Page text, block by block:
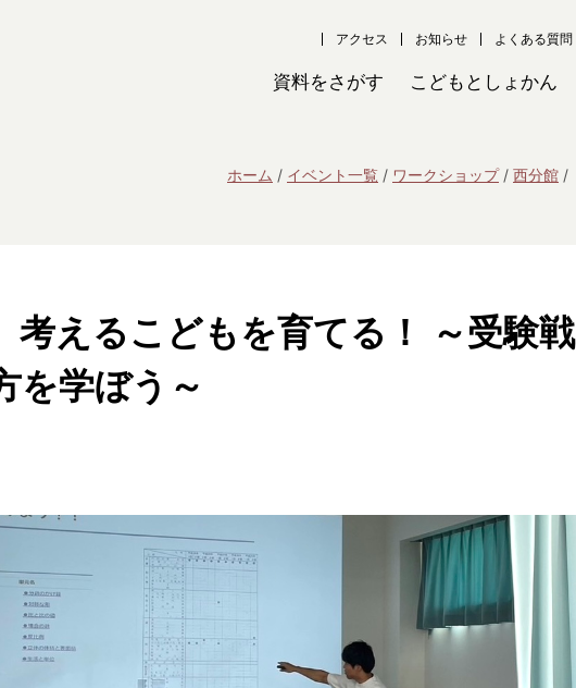
アクセス お知らせ よくある質問
資料をさがす こどもとしょかん
ホーム イベント一覧 ワークショップ 西分館
考えるこどもを育てる！ ～受験戦
を学ぼう～